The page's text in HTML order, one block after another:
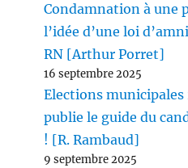
Condamnation à une
l’idée d’une loi
RN [Arthur Porret]
16 septembre 2025
Elections municipales
publie le guide du
! [R. Rambaud]
9 septembre 2025